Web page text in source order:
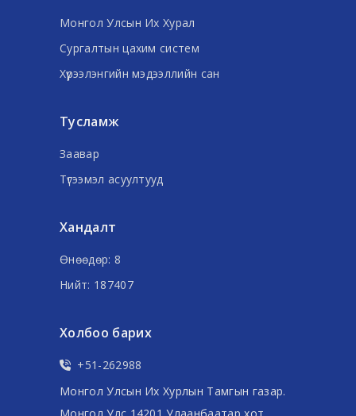
Монгол Улсын Их Хурал
Сургалтын цахим систем
Хүрээлэнгийн мэдээллийн сан
Тусламж
Заавар
Түгээмэл асуултууд
Хандалт
Өнөөдөр: 8
Нийт: 187407
Холбоо барих
+51-262988
Монгол Улсын Их Хурлын Тамгын газар.